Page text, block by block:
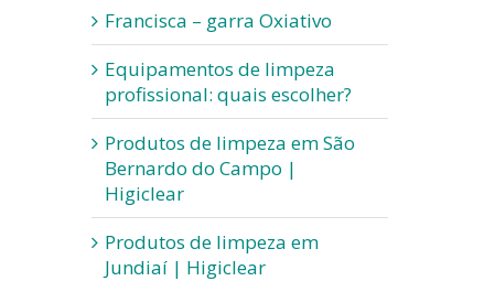
Francisca – garra Oxiativo
Equipamentos de limpeza
profissional: quais escolher?
Produtos de limpeza em São
Bernardo do Campo |
Higiclear
Produtos de limpeza em
Jundiaí | Higiclear